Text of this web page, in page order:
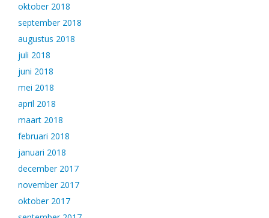
oktober 2018
september 2018
augustus 2018
juli 2018
juni 2018
mei 2018
april 2018
maart 2018
februari 2018
januari 2018
december 2017
november 2017
oktober 2017